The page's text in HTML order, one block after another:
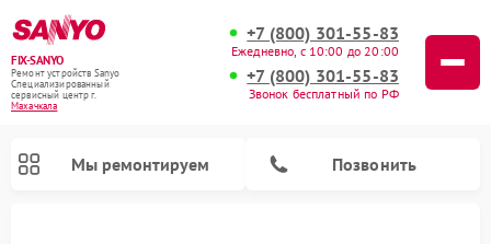
FIX-SANYO
Ремонт устройств Sanyo
Специализированный
cервисный центр г.
Махачкала
+7 (800) 301-55-83
Ежедневно, с 10:00 до 20:00
+7 (800) 301-55-83
Звонок бесплатный по РФ
Мы ремонтируем Позвонить